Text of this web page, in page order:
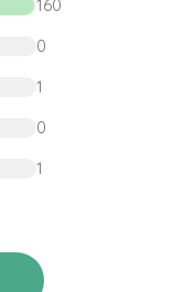
160
0
1
0
1